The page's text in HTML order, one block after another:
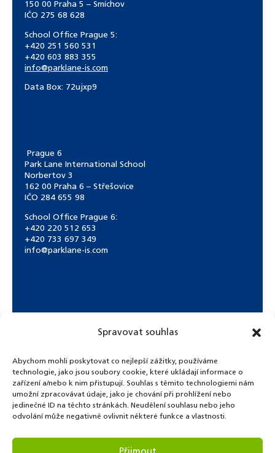
Spravovat souhlas
Abychom mohli poskytovat co nejlepší zážitky, používáme
technologie, jako jsou soubory cookie, které ukládají informace o
zařízení a/nebo k nim přistupují. Souhlas s těmito technologiemi nám
umožní zpracovávat údaje, jako je chování při prohlížení nebo
jedinečné ID na těchto stránkách. Neudělení souhlasu nebo jeho
odvolání může negativně ovlivnit některé funkce a vlastnosti.
150 00 Praha 5 – Smíchov
IČO 275 68 628
School Office Prague 5:
+420 251 560 531
+420 603 883 355
info@parklane-is.com
Data Box: 72ujxp9
Prague 6
Park Lane International School
Norbertov 3
162 00 Praha 6 – Střešovice
IČO 284 655 98
School Office Prague 6:
+420 220 512 653
+420 733 697 349
info@parklane-is.com